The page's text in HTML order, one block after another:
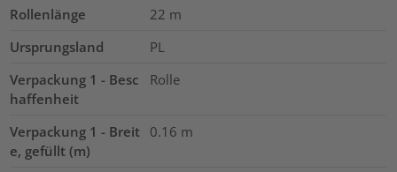
Rollenlänge 22 m
Ursprungsland
PL
Verpackung 1 - Besc
haffenheit
Rolle
Verpackung 1 - Breit
e, gefüllt (m)
0.16 m